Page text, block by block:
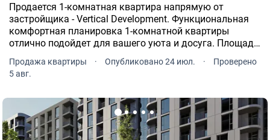
Продается 1-комнатная квартира напрямую от
застройщика - Vertical Development. Функциональная
комфортная планировка 1-комнатной квартиры
отлично подойдет для вашего уюта и досуга. Площадь
1-комнатной квартиры - 43 м². Квартира расположена
на 16 этаже 0-и этажного дома.
Продажа квартиры · Опубликовано 24 июл. ·
Проверено
5 авг.